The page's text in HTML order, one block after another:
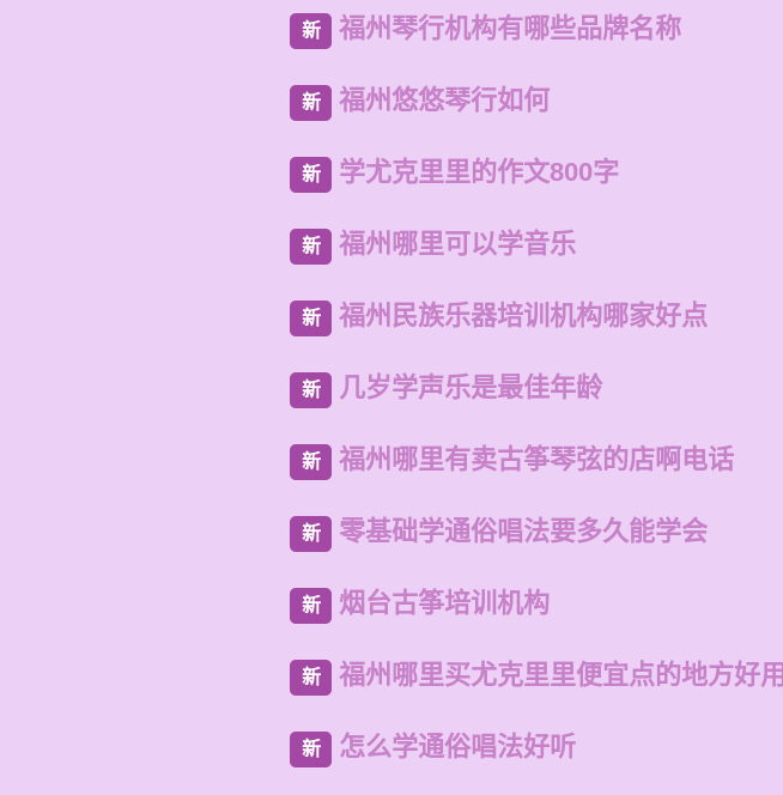
新 福州琴行机构有哪些品牌名称
新 福州悠悠琴行如何
新 学尤克里里的作文800字
新 福州哪里可以学音乐
新 福州民族乐器培训机构哪家好点
新 几岁学声乐是最佳年龄
新 福州哪里有卖古筝琴弦的店啊电话
新 零基础学通俗唱法要多久能学会
新 烟台古筝培训机构
新 福州哪里买尤克里里便宜点的地方好用
新 怎么学通俗唱法好听